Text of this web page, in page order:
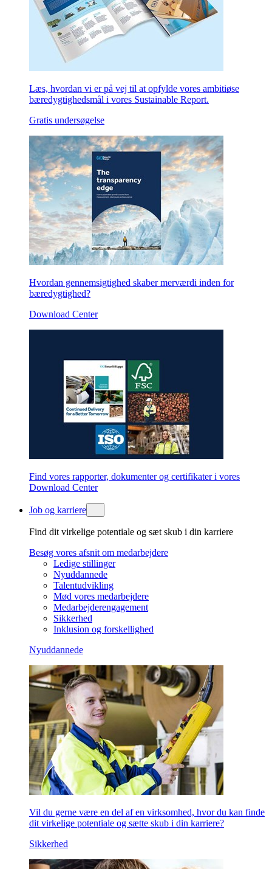
Læs, hvordan vi er på vej til at opfylde vores ambitiøse
bæredygtighedsmål i vores Sustainable Report.
Gratis undersøgelse
Hvordan gennemsigtighed skaber merværdi inden for
bæredygtighed?
Download Center
Find vores rapporter, dokumenter og certifikater i vores
Download Center
Job og karriere
Find dit virkelige potentiale og sæt skub i din karriere
Besøg vores afsnit om medarbejdere
Ledige stillinger
Nyuddannede
Talentudvikling
Mød vores medarbejdere
Medarbejderengagement
Sikkerhed
Inklusion og forskellighed
Nyuddannede
Vil du gerne være en del af en virksomhed, hvor du kan finde
dit virkelige potentiale og sætte skub i din karriere?
Sikkerhed